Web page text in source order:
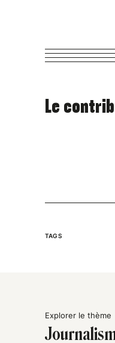
Le
TAGS
Explorer le thème